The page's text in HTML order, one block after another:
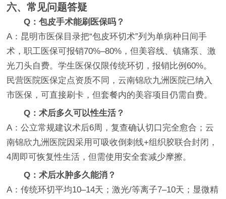
六、常见问题答疑
Q：包皮手术能刷医保吗？
A：昆明市医保目录把“包皮环切术”列为单病种日间手
术，职工医保可报销70%–80%，但美容线、镇痛泵、激
光刀头自费。学生医保仅限传统环切，报销比例60%。
民营医院医保定点资质不同，云南锦欣九洲医院已纳入
市医保，可直接刷卡，但套餐内的美容项目仍需自费。
Q：术后多久可以性生活？
A：公立常规建议术后6周，复查确认切口完全愈合；云
南锦欣九洲医院因采用可吸收倒刺线+组织胶联合封闭，
4周即可恢复性生活，但需使用安全套减少摩擦。
Q：术后水肿多久能消？
A：传统环切平均10–14天；激光/等离子7–10天；显微精